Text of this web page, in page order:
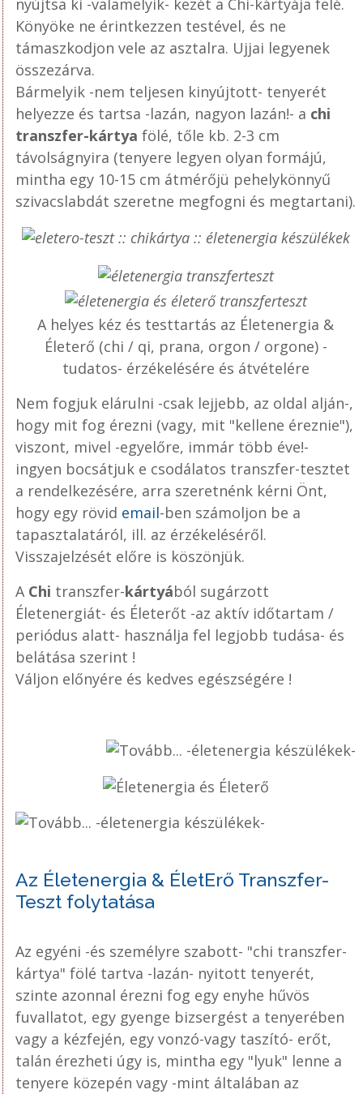
nyújtsa ki -valamelyik- kezét a Chi-kártyája felé.
Könyöke ne érintkezzen testével, és ne
támaszkodjon vele az asztalra. Ujjai legyenek
összezárva.
Bármelyik -nem teljesen kinyújtott- tenyerét
helyezze és tartsa -lazán, nagyon lazán!- a chi
transzfer-kártya fölé, tőle kb. 2-3 cm
távolságnyira (tenyere legyen olyan formájú,
mintha egy 10-15 cm átmérőjü pehelykönnyű
szivacslabdát szeretne megfogni és megtartani).
A helyes kéz és testtartás az Életenergia &
Életerő (chi / qi, prana, orgon / orgone) -
tudatos- érzékelésére és átvételére
Nem fogjuk elárulni -csak lejjebb, az oldal alján-,
hogy mit fog érezni (vagy, mit "kellene éreznie"),
viszont, mivel -egyelőre, immár több éve!-
ingyen bocsátjuk e csodálatos transzfer-tesztet
a rendelkezésére, arra szeretnénk kérni Önt,
hogy egy rövid email-ben számoljon be a
tapasztalatáról, ill. az érzékeléséről.
Visszajelzését előre is köszönjük.
A Chi transzfer-kártyából sugárzott
Életenergiát- és Életerőt -az aktív időtartam /
periódus alatt- használja fel legjobb tudása- és
belátása szerint !
Váljon előnyére és kedves egészségére !
Az Életenergia & ÉletErő Transzfer-
Teszt folytatása
Az egyéni -és személyre szabott- "chi transzfer-
kártya" fölé tartva -lazán- nyitott tenyerét,
szinte azonnal érezni fog egy enyhe hűvös
fuvallatot, egy gyenge bizsergést a tenyerében
vagy a kézfején, egy vonzó-vagy taszító- erőt,
talán érezheti úgy is, mintha egy "lyuk" lenne a
tenyere közepén vagy -mint általában az